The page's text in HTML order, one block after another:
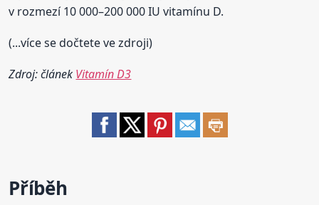
v rozmezí 10 000–200 000 IU vitamínu D.
(...více se dočtete ve zdroji)
Zdroj: článek Vitamín D3
Příběh